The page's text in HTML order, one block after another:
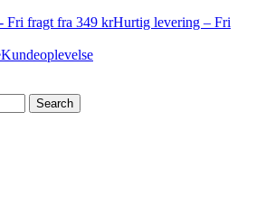
Hurtig levering – Fri
Kundeoplevelse
Search